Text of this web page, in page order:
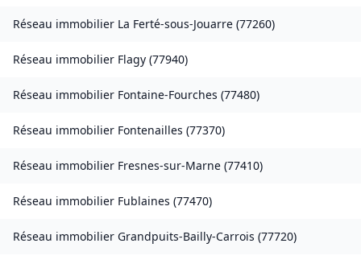
Réseau immobilier La Ferté-sous-Jouarre (77260)
Réseau immobilier Flagy (77940)
Réseau immobilier Fontaine-Fourches (77480)
Réseau immobilier Fontenailles (77370)
Réseau immobilier Fresnes-sur-Marne (77410)
Réseau immobilier Fublaines (77470)
Réseau immobilier Grandpuits-Bailly-Carrois (77720)